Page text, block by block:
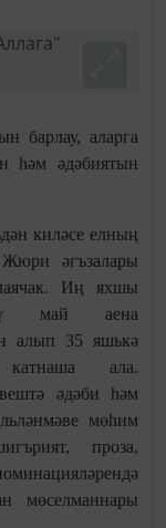
барлау, аларга
һәм әдәбиятын
киләсе елның
әгъзалары
Иң яхшы
май аена
алып 35 яшькә
ала.
әдәби һәм
мөһим
проза,
мөселманнары